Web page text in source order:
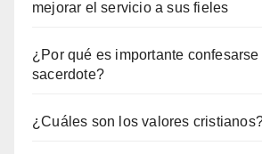
mejorar el servicio a sus fieles
¿Por qué es importante confesarse
sacerdote?
¿Cuáles son los valores